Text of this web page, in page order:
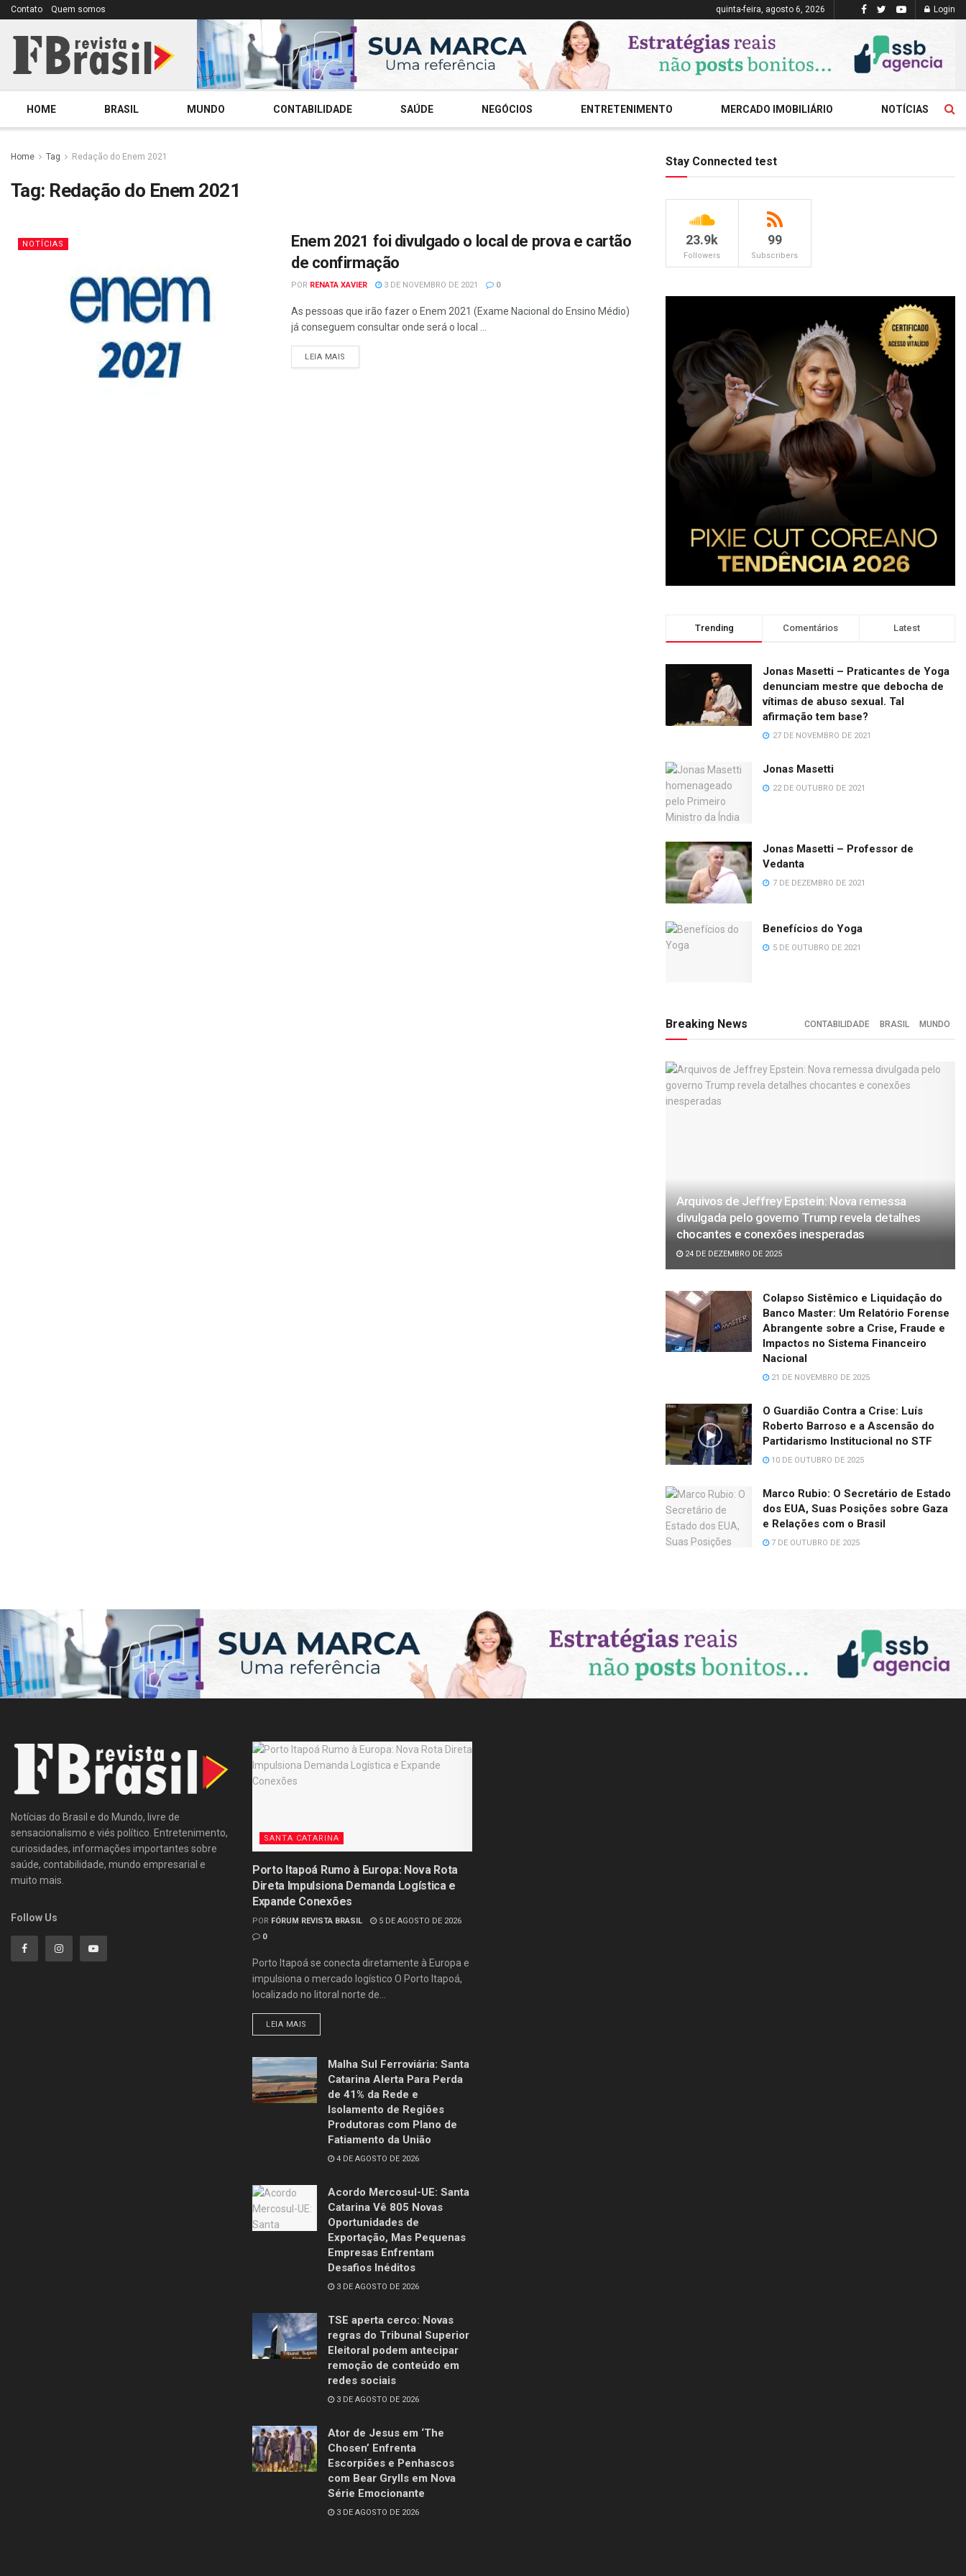
Contato Quem somos quinta-feira, agosto 6, 2026 Login
HOME BRASIL MUNDO CONTABILIDADE SAÚDE NEGÓCIOS ENTRETENIMENTO MERCADO IMOBILIÁRIO NOTÍCIAS
Home Tag Redação do Enem 2021
Tag: Redação do Enem 2021
NOTÍCIAS
Enem 2021 foi divulgado o local de prova e cartão
de confirmação
POR RENATA XAVIER 3 DE NOVEMBRO DE 2021 0
As pessoas que irão fazer o Enem 2021 (Exame Nacional do Ensino Médio)
já conseguem consultar onde será o local ...
LEIA MAIS
Stay Connected test
23.9k
Followers
99
Subscribers
Trending Comentários Latest
Jonas Masetti – Praticantes de Yoga
denunciam mestre que debocha de
vítimas de abuso sexual. Tal
afirmação tem base?
27 DE NOVEMBRO DE 2021
Jonas Masetti
22 DE OUTUBRO DE 2021
Jonas Masetti – Professor de
Vedanta
7 DE DEZEMBRO DE 2021
Benefícios do Yoga
5 DE OUTUBRO DE 2021
Breaking News CONTABILIDADE BRASIL MUNDO
Arquivos de Jeffrey Epstein: Nova remessa
divulgada pelo governo Trump revela detalhes
chocantes e conexões inesperadas
24 DE DEZEMBRO DE 2025
Colapso Sistêmico e Liquidação do
Banco Master: Um Relatório Forense
Abrangente sobre a Crise, Fraude e
Impactos no Sistema Financeiro
Nacional
21 DE NOVEMBRO DE 2025
O Guardião Contra a Crise: Luís
Roberto Barroso e a Ascensão do
Partidarismo Institucional no STF
10 DE OUTUBRO DE 2025
Marco Rubio: O Secretário de Estado
dos EUA, Suas Posições sobre Gaza
e Relações com o Brasil
7 DE OUTUBRO DE 2025
Notícias do Brasil e do Mundo, livre de
sensacionalismo e viés político. Entretenimento,
curiosidades, informações importantes sobre
saúde, contabilidade, mundo empresarial e
muito mais.
Follow Us
SANTA CATARINA
Porto Itapoá Rumo à Europa: Nova Rota
Direta Impulsiona Demanda Logística e
Expande Conexões
POR FÓRUM REVISTA BRASIL
5 DE AGOSTO DE 2026
0
Porto Itapoá se conecta diretamente à Europa e
impulsiona o mercado logístico O Porto Itapoá,
localizado no litoral norte de...
LEIA MAIS
Malha Sul Ferroviária: Santa
Catarina Alerta Para Perda
de 41% da Rede e
Isolamento de Regiões
Produtoras com Plano de
Fatiamento da União
4 DE AGOSTO DE 2026
Acordo Mercosul-UE: Santa
Catarina Vê 805 Novas
Oportunidades de
Exportação, Mas Pequenas
Empresas Enfrentam
Desafios Inéditos
3 DE AGOSTO DE 2026
TSE aperta cerco: Novas
regras do Tribunal Superior
Eleitoral podem antecipar
remoção de conteúdo em
redes sociais
3 DE AGOSTO DE 2026
Ator de Jesus em ‘The
Chosen’ Enfrenta
Escorpiões e Penhascos
com Bear Grylls em Nova
Série Emocionante
3 DE AGOSTO DE 2026